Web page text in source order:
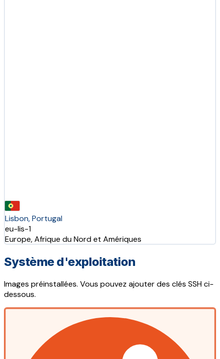
Lisbon, Portugal
eu-lis-1
Europe, Afrique du Nord et Amériques
Système d'exploitation
Images préinstallées. Vous pouvez ajouter des clés SSH ci-
dessous.